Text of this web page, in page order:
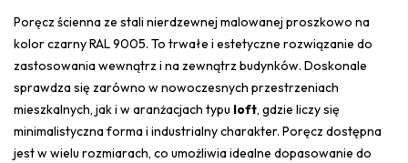
Poręcz ścienna ze stali nierdzewnej malowanej proszkowo na
kolor czarny RAL 9005. To trwałe i estetyczne rozwiązanie do
zastosowania wewnątrz i na zewnątrz budynków. Doskonale
sprawdza się zarówno w nowoczesnych przestrzeniach
mieszkalnych, jak i w aranżacjach typu loft, gdzie liczy się
minimalistyczna forma i industrialny charakter. Poręcz dostępna
jest w wielu rozmiarach, co umożliwia idealne dopasowanie do